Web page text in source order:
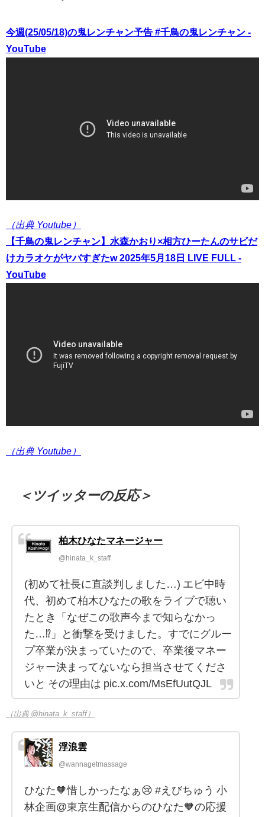
今週(25/05/18)の鬼レンチャン予告 #千鳥の鬼レンチャン -
YouTube
（出典 Youtube）
【千鳥の鬼レンチャン】水森かおり×相方ひーたんのサビだ
けカラオケがヤバすぎたw 2025年5月18日 LIVE FULL -
YouTube
（出典 Youtube）
＜ツイッターの反応＞
柏木ひなたマネージャー
@hinata_k_staff
(初めて社長に直談判しました…) エビ中時
代、初めて柏木ひなたの歌をライブで聴い
たとき「なぜこの歌声今まで知らなかっ
た…⁉︎」と衝撃を受けました。すでにグルー
プ卒業が決まっていたので、卒業後マネー
ジャー決まってないなら担当させてくださ
いと その理由は pic.x.com/MsEfUutQJL
（出典 @hinata_k_staff）
浮浪雲
@wannagetmassage
ひなた🧡惜しかったなぁ😢 #えびちゅう 小
林企画@東京生配信からのひなた🧡の応援